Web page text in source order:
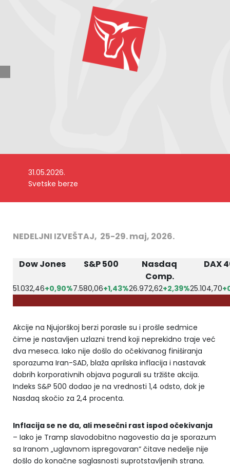
31.05.2026.
Svetske berze
NEDELJNI IZVEŠTAJ, 25-29. maj, 2026.
Dow Jones S&P 500
Nasdaq
Comp.
DAX
51.032,46+0,90%7.580,06+1,43%26.972,62+2,39%25.104,70
Akcije na Njujorškoj berzi porasle su i prošle sedmice
čime je nastavljen uzlazni trend koji neprekidno traje već
dva meseca. Iako nije došlo do očekivanog finiširanja
sporazuma Iran-SAD, blaža aprilska inflacija i nastavak
dobrih korporativnih objava pogurali su tržište akcija.
Indeks S&P 500 dodao je na vrednosti 1,4 odsto, dok je
Nasdaq skočio za 2,4 procenta.
Inflacija se ne da, ali mesečni rast ispod očekivanja
– Iako je Tramp slavodobitno nagovestio da je sporazum
sa Iranom „uglavnom ispregovaran“ čitave nedelje nije
došlo do konačne saglasnosti suprotstavljenih strana.